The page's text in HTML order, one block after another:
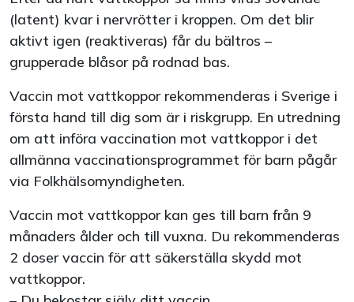
(latent) kvar i nervrötter i kroppen. Om det blir
aktivt igen (reaktiveras) får du bältros –
grupperade blåsor på rodnad bas.
Vaccin mot vattkoppor rekommenderas i Sverige i
första hand till dig som är i riskgrupp. En utredning
om att införa vaccination mot vattkoppor i det
allmänna vaccinationsprogrammet för barn pågår
via Folkhälsomyndigheten.
Vaccin mot vattkoppor kan ges till barn från 9
månaders ålder och till vuxna. Du rekommenderas
2 doser vaccin för att säkerställa skydd mot
vattkoppor.